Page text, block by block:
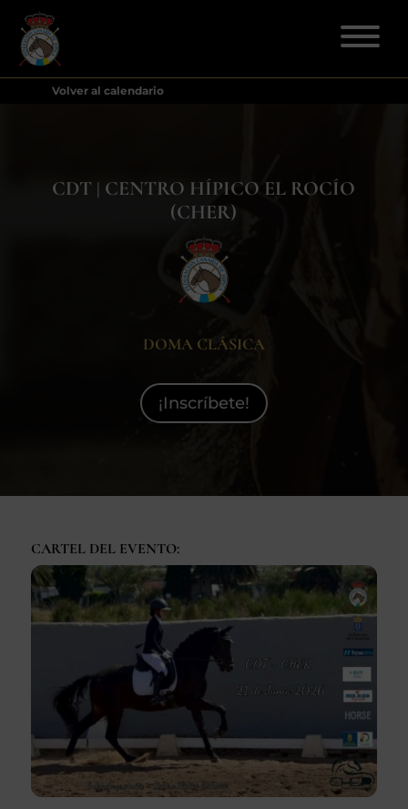
Gran Canaria
mcarmensecretaria@federacioncanariadehipica.com
620 019 666
Tenerife
922 256 601//administracion@federacioncanariadehipica.com
 922 256 601
Volver al calendario
CDT | CENTRO HÍPICO EL ROCÍO
(CHER)
DOMA CLÁSICA
¡Inscríbete!
CARTEL DEL EVENTO: